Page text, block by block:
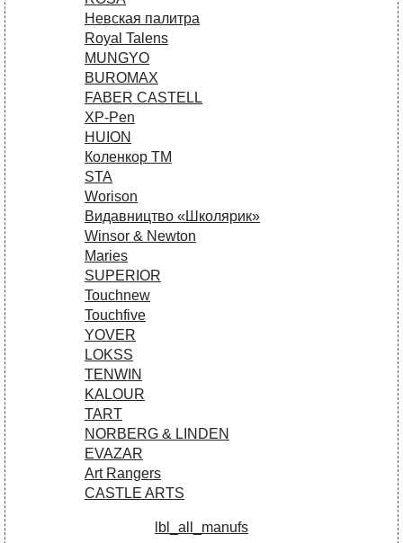
Невская палитра
Royal Talens
MUNGYO
BUROMAX
FABER CASTELL
XP-Pen
HUION
Коленкор ТМ
STA
Worison
Видавництво «Школярик»
Winsor & Newton
Maries
SUPERIOR
Touchnew
Touchfive
YOVER
LOKSS
TENWIN
KALOUR
TART
NORBERG & LINDEN
EVAZAR
Art Rangers
CASTLE ARTS
lbl_all_manufs